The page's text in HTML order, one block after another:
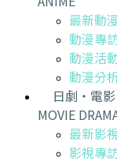
最新動
動漫專
動漫活
動漫分
日劇・電影
MOVIE
最新影
影視專